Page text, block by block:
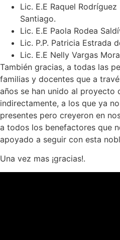
Lic. E.E Raquel Rodríguez
Santiago.
Lic. E.E Paola Rodea
Lic. P.P. Patricia Estrada
Lic. E.E Nelly Vargas
También gracias, a todas las
familias y docentes que a
años se han unido al proyecto
indirectamente, a los que ya
presentes pero creyeron en
a todos los benefactores que
apoyado a seguir con esta
Una vez mas ¡gracias!.